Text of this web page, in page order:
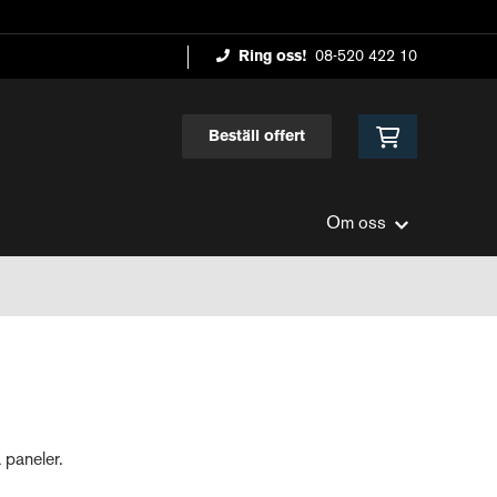
Ring oss! 08-520 422 10
Beställ offert
Om oss